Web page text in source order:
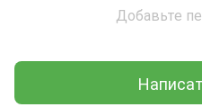
Добавьте